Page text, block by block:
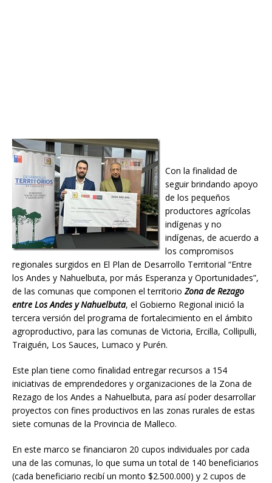
Con la finalidad de
seguir brindando apoyo
de los pequeños
productores agrícolas
indígenas y no
indígenas, de acuerdo a
los compromisos
regionales surgidos en El Plan de Desarrollo Territorial “Entre
los Andes y Nahuelbuta, por más Esperanza y Oportunidades”,
de las comunas que componen el territorioZona de Rezago
entre Los Andes y Nahuelbuta, el Gobierno Regional inició la
tercera versión del programa de fortalecimiento en el ámbito
agroproductivo, para las comunas de Victoria, Ercilla, Collipulli,
Traiguén, Los Sauces, Lumaco y Purén.
Este plan tiene como finalidad entregar recursos a 154
iniciativas de emprendedores y organizaciones de la Zona de
Rezago de los Andes a Nahuelbuta, para así poder desarrollar
proyectos con fines productivos en las zonas rurales de estas
siete comunas de la Provincia de Malleco.
En este marco se financiaron 20 cupos individuales por cada
una de las comunas, lo que suma un total de 140 beneficiarios
(cada beneficiario recibí un monto $2.500.000) y 2 cupos de